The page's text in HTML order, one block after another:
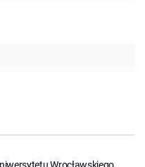
Wrocławskiego,